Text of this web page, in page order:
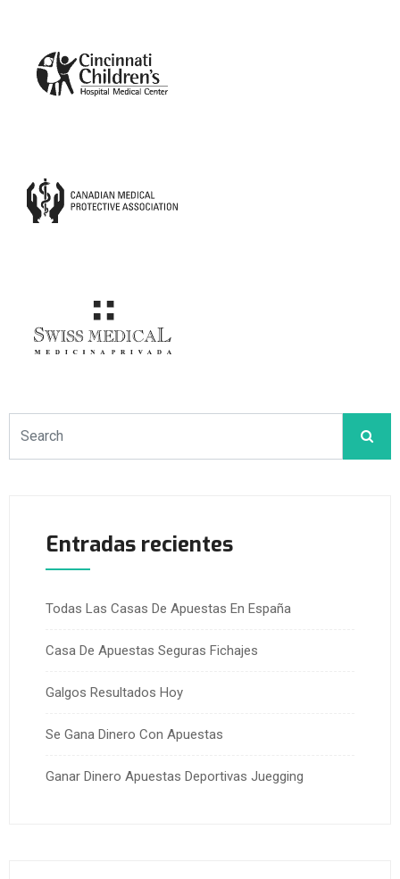
Entradas recientes
Todas Las Casas De Apuestas En España
Casa De Apuestas Seguras Fichajes
Galgos Resultados Hoy
Se Gana Dinero Con Apuestas
Ganar Dinero Apuestas Deportivas Juegging